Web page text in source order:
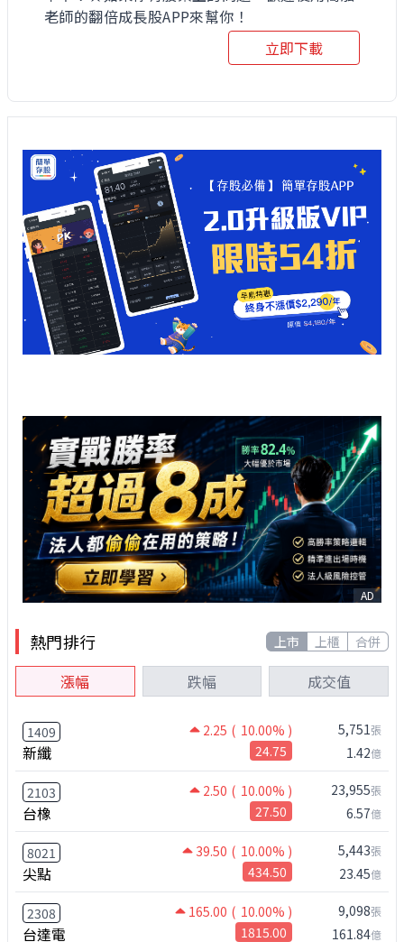
老師的翻倍成長股APP來幫你！
立即下載
AD
熱門排行 上市 上櫃 合併
漲幅 跌幅 成交值
1409 2.25 ( 10.00% )
新纖 24.75
5,751張
1.42億
2103 2.50 ( 10.00% )
台橡 27.50
23,955張
6.57億
8021 39.50 ( 10.00% )
尖點 434.50
5,443張
23.45億
2308 165.00 ( 10.00% )
台達電 1815.00
9,098張
161.84億